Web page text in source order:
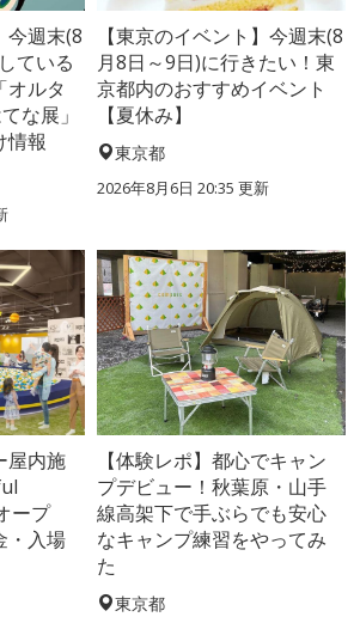
今週末(8
ている
オルタ
な展」
情報
【東京のイベント】今週末(8
月8日～9日)に行きたい！東
京都内のおすすめイベント
【夏休み】
東京都
2026年8月6日 20:35 更新
屋内施
ープ
・入場
【体験レポ】都心でキャン
プデビュー！秋葉原・山手
線高架下で手ぶらでも安心
なキャンプ練習をやってみ
た
東京都